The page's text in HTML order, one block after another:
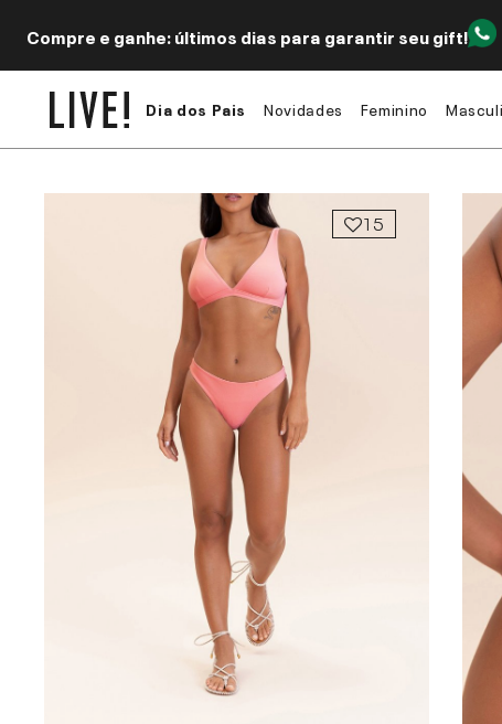
Compre e ganhe: últimos dias para garantir seu gift!
Dia dos Pais Novidades Feminino
15